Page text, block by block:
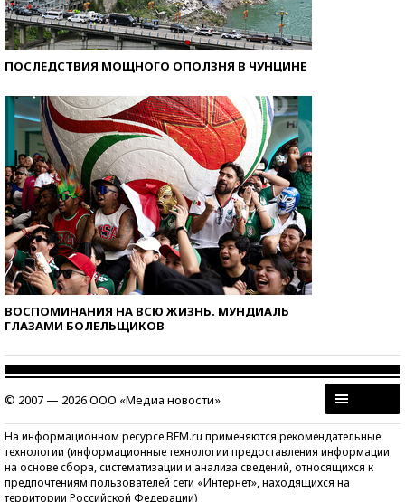
ПОСЛЕДСТВИЯ МОЩНОГО ОПОЛЗНЯ В ЧУНЦИНЕ
ВОСПОМИНАНИЯ НА ВСЮ ЖИЗНЬ. МУНДИАЛЬ
ГЛАЗАМИ БОЛЕЛЬЩИКОВ
© 2007 — 2026 ООО «Медиа новости»
На информационном ресурсе BFM.ru применяются рекомендательные
технологии (информационные технологии предоставления информации
на основе сбора, систематизации и анализа сведений, относящихся к
предпочтениям пользователей сети «Интернет», находящихся на
территории Российской Федерации)